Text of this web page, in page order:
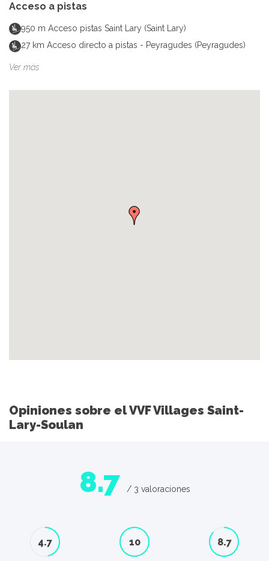
Acceso a pistas
950 m Acceso pistas Saint Lary (Saint Lary)
27 km Acceso directo a pistas - Peyragudes (Peyragudes)
Ver más
Opiniones sobre el VVF Villages Saint-
Lary-Soulan
8.7 / 3 valoraciones
4.7 10 8.7